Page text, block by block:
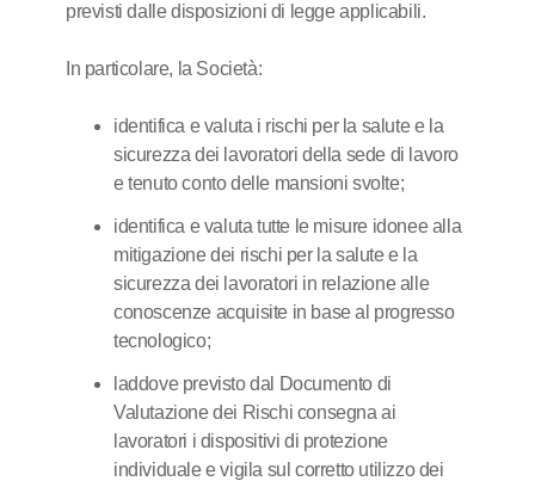
previsti dalle disposizioni di legge applicabili.
In particolare, la Società:
identifica e valuta i rischi per la salute e la
sicurezza dei lavoratori della sede di lavoro
e tenuto conto delle mansioni svolte;
identifica e valuta tutte le misure idonee alla
mitigazione dei rischi per la salute e la
sicurezza dei lavoratori in relazione alle
conoscenze acquisite in base al progresso
tecnologico;
laddove previsto dal Documento di
Valutazione dei Rischi consegna ai
lavoratori i dispositivi di protezione
individuale e vigila sul corretto utilizzo dei